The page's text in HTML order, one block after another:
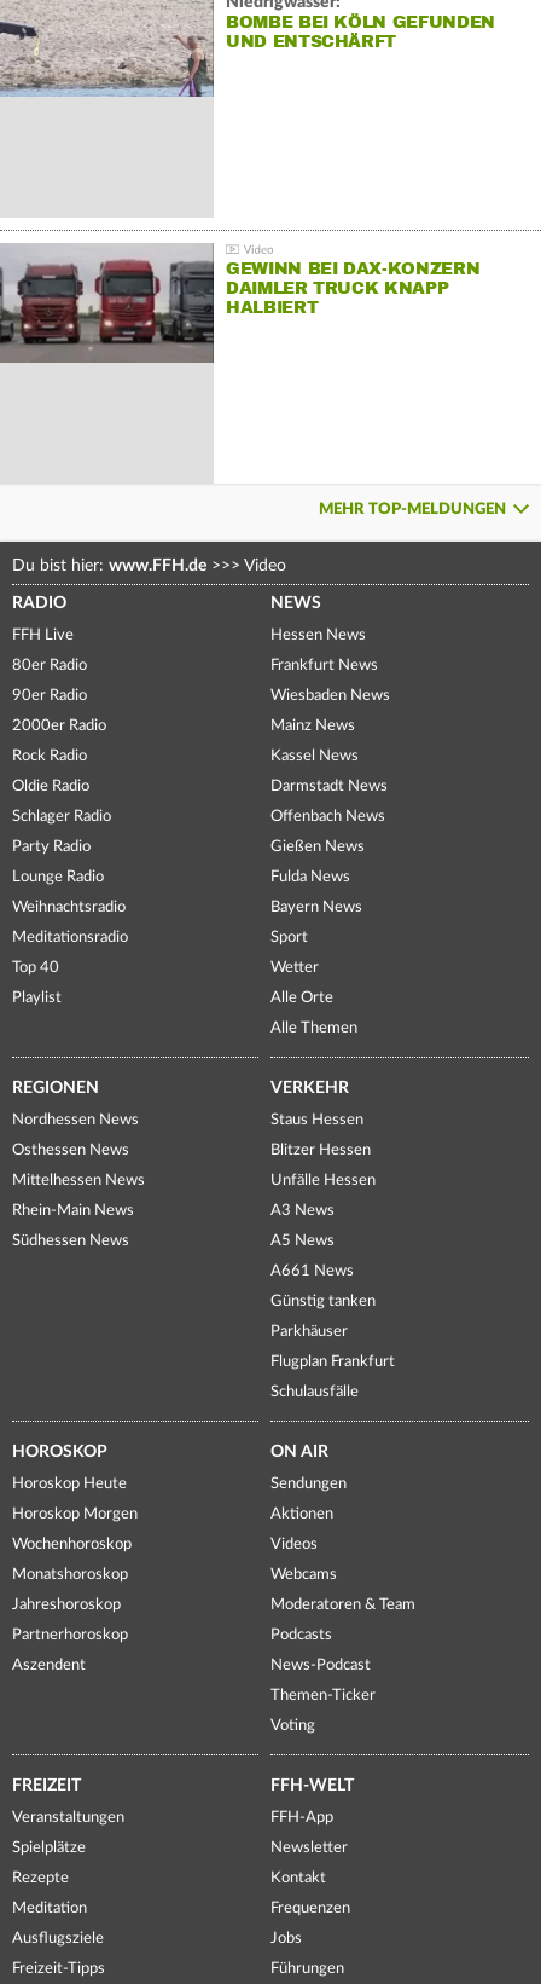
BOMBE BEI KÖLN GEFUNDEN
UND ENTSCHÄRFT
GEWINN BEI DAX-KONZERN
DAIMLER TRUCK KNAPP
HALBIERT
MEHR TOP-MELDUNGEN
Du bist hier: www.FFH.de >>> Video
RADIO
FFH Live
80er Radio
90er Radio
2000er Radio
Rock Radio
Oldie Radio
Schlager Radio
Party Radio
Lounge Radio
Weihnachtsradio
Meditationsradio
Top 40
Playlist
NEWS
Hessen News
Frankfurt News
Wiesbaden News
Mainz News
Kassel News
Darmstadt News
Offenbach News
Gießen News
Fulda News
Bayern News
Sport
Wetter
Alle Orte
Alle Themen
REGIONEN
Nordhessen News
Osthessen News
Mittelhessen News
Rhein-Main News
Südhessen News
VERKEHR
Staus Hessen
Blitzer Hessen
Unfälle Hessen
A3 News
A5 News
A661 News
Günstig tanken
Parkhäuser
Flugplan Frankfurt
Schulausfälle
HOROSKOP
Horoskop Heute
Horoskop Morgen
Wochenhoroskop
Monatshoroskop
Jahreshoroskop
Partnerhoroskop
Aszendent
ON AIR
Sendungen
Aktionen
Videos
Webcams
Moderatoren & Team
Podcasts
News-Podcast
Themen-Ticker
Voting
FREIZEIT
Veranstaltungen
Spielplätze
Rezepte
Meditation
Ausflugsziele
Freizeit-Tipps
FFH-WELT
FFH-App
Newsletter
Kontakt
Frequenzen
Jobs
Führungen